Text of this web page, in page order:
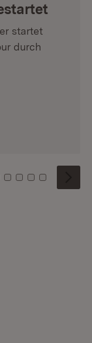
startet
durch
6 7 8 9
Kachel: 10
Zu Kachel: 11
Zu Kachel: 12
Zu Kachel:
Zu